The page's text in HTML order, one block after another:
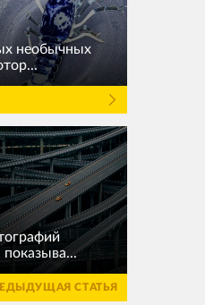
необычных
СТАТЬЯ